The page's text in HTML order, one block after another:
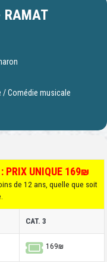
RAMAT
/ Comédie musicale
PRIX UNIQUE 169₪
de 12 ans, quelle que soit
CAT. 3
169₪